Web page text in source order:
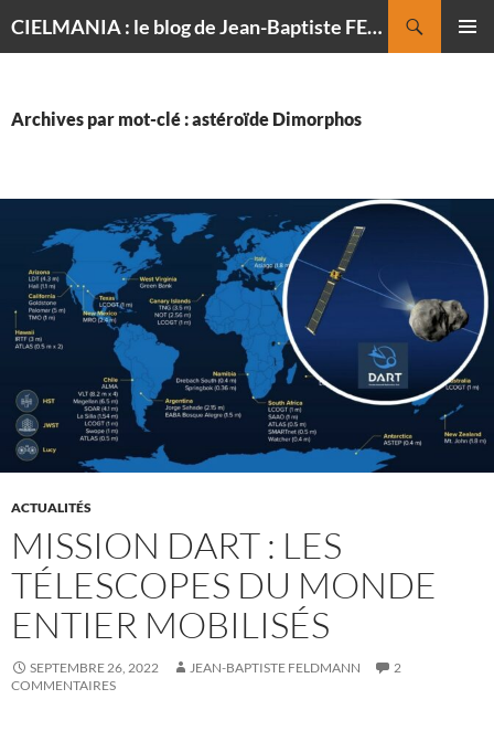
CIELMANIA : le blog de Jean-Baptiste FELDMANN, photographe du ciel
Archives par mot-clé : astéroïde Dimorphos
ACTUALITÉS
MISSION DART : LES
TÉLESCOPES DU MONDE
ENTIER MOBILISÉS
SEPTEMBRE 26, 2022 JEAN-BAPTISTE FELDMANN
2
COMMENTAIRES